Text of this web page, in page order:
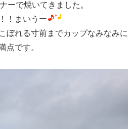
ーで焼いてきました。
！まいうー
ぼれる寸前までカップなみなみに
点です。